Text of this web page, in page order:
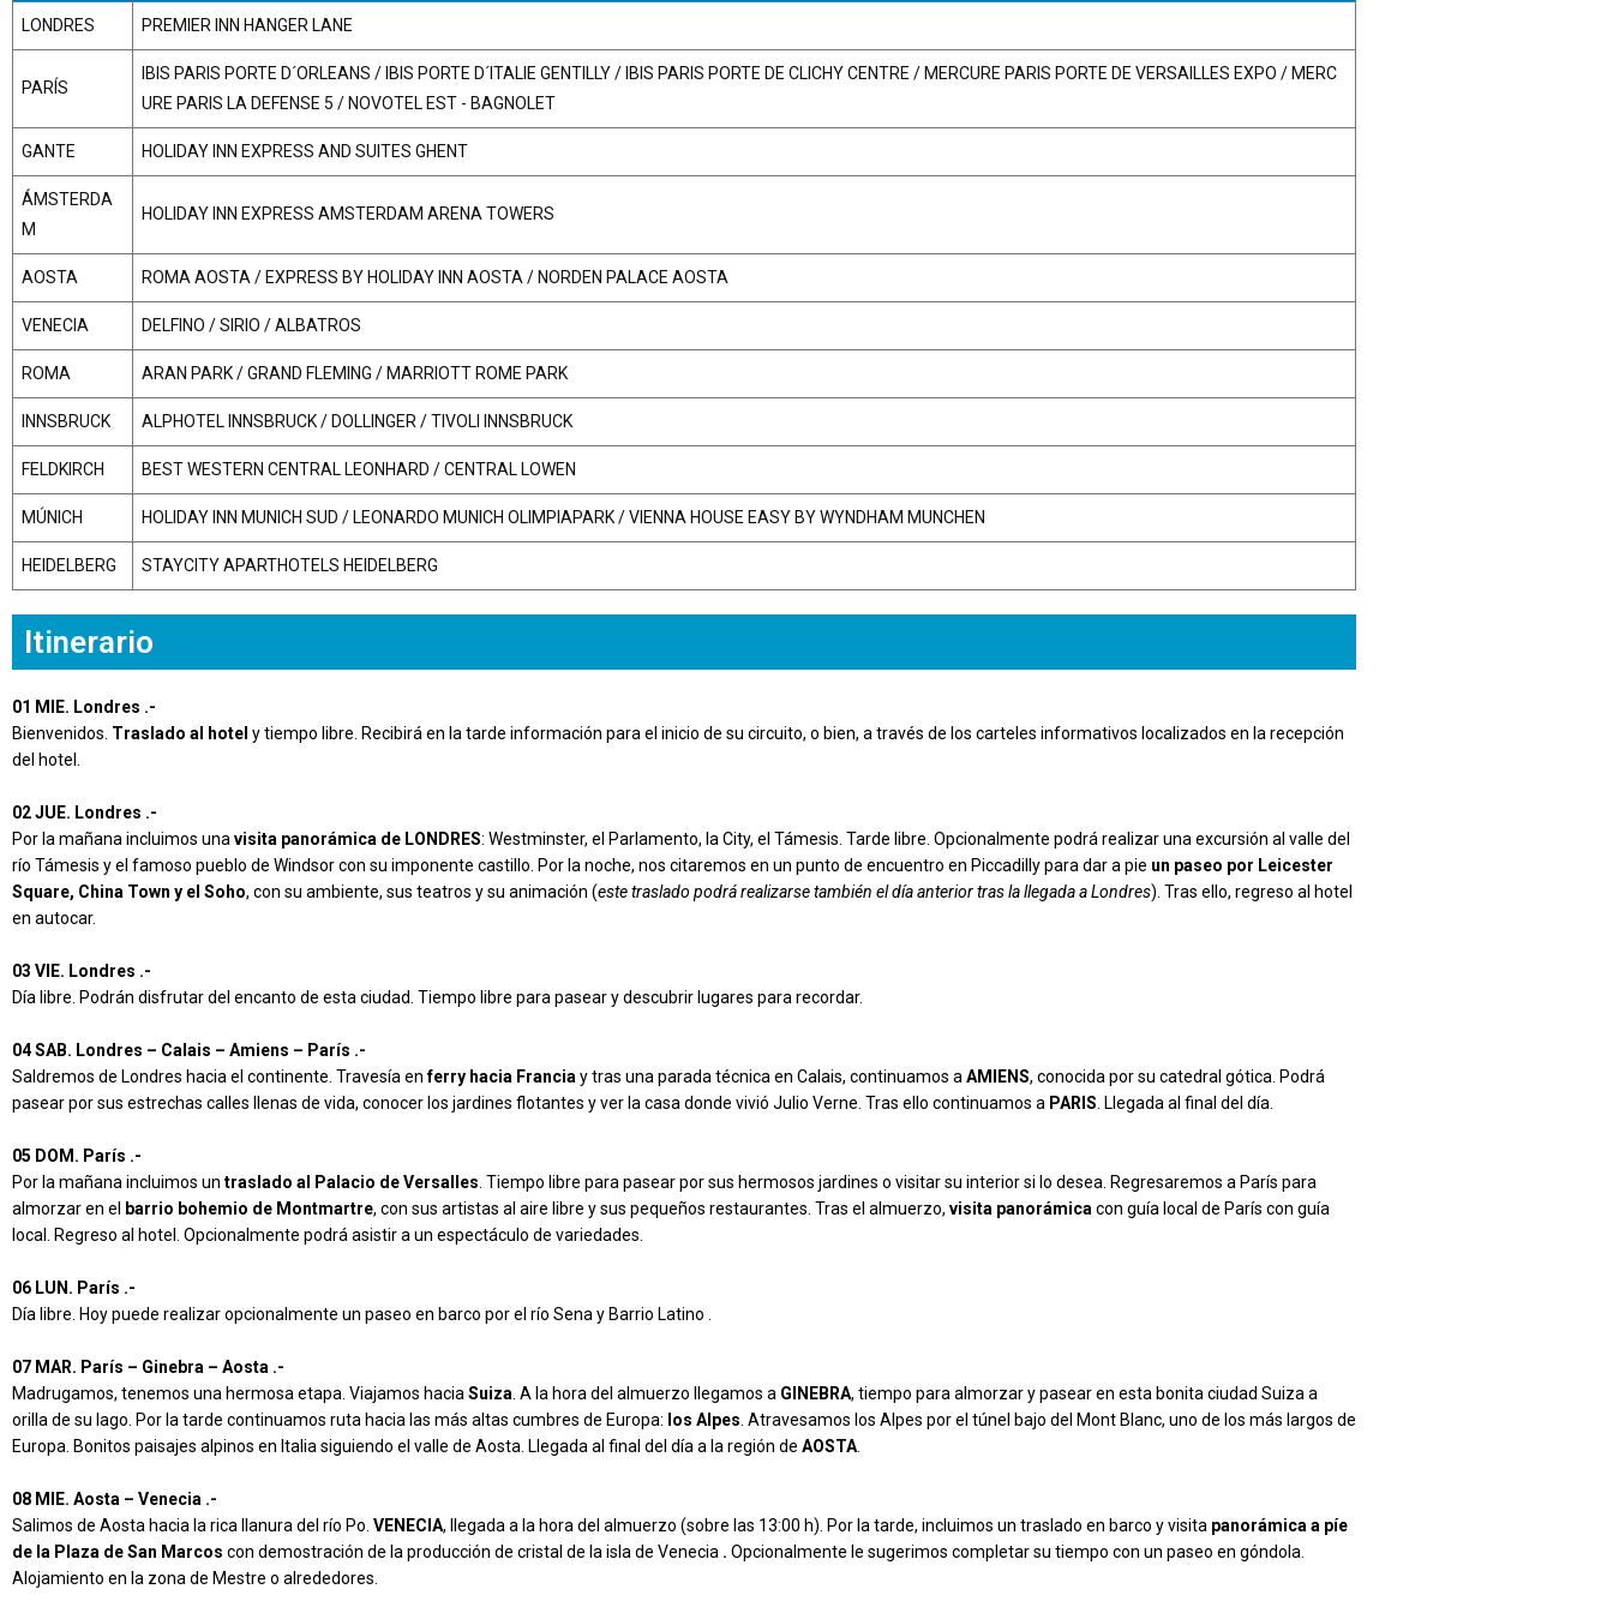
LONDRES PREMIER INN HANGER LANE
PARÍS
IBIS PARIS PORTE D´ORLEANS / IBIS PORTE D´ITALIE GENTILLY / IBIS PARIS PORTE DE CLICHY CENTRE / MERCURE PARIS PORTE DE VERSAILLES EXPO / MERC
URE PARIS LA DEFENSE 5 / NOVOTEL EST - BAGNOLET
GANTE HOLIDAY INN EXPRESS AND SUITES GHENT
ÁMSTERDA
M
HOLIDAY INN EXPRESS AMSTERDAM ARENA TOWERS
AOSTA ROMA AOSTA / EXPRESS BY HOLIDAY INN AOSTA / NORDEN PALACE AOSTA
VENECIA DELFINO / SIRIO / ALBATROS
ROMA ARAN PARK / GRAND FLEMING / MARRIOTT ROME PARK
INNSBRUCK ALPHOTEL INNSBRUCK / DOLLINGER / TIVOLI INNSBRUCK
FELDKIRCH BEST WESTERN CENTRAL LEONHARD / CENTRAL LOWEN
MÚNICH HOLIDAY INN MUNICH SUD / LEONARDO MUNICH OLIMPIAPARK / VIENNA HOUSE EASY BY WYNDHAM MUNCHEN
HEIDELBERG STAYCITY APARTHOTELS HEIDELBERG
Itinerario
01 MIE. Londres .-
Bienvenidos. Traslado al hotel y tiempo libre. Recibirá en la tarde información para el inicio de su circuito, o bien, a través de los carteles informativos localizados en la recepción
del hotel.
02 JUE. Londres .-
Por la mañana incluimos una visita panorámica de LONDRES: Westminster, el Parlamento, la City, el Támesis. Tarde libre. Opcionalmente podrá realizar una excursión al valle del
río Támesis y el famoso pueblo de Windsor con su imponente castillo. Por la noche, nos citaremos en un punto de encuentro en Piccadilly para dar a pie un paseo por Leicester
Square, China Town y el Soho, con su ambiente, sus teatros y su animación (este traslado podrá realizarse también el día anterior tras la llegada a Londres). Tras ello, regreso al hotel
en autocar.
03 VIE. Londres .-
Día libre. Podrán disfrutar del encanto de esta ciudad. Tiempo libre para pasear y descubrir lugares para recordar.
04 SAB. Londres – Calais – Amiens – París .-
Saldremos de Londres hacia el continente. Travesía enferry hacia Francia y tras una parada técnica en Calais, continuamos a AMIENS, conocida por su catedral gótica. Podrá
pasear por sus estrechas calles llenas de vida, conocer los jardines flotantes y ver la casa donde vivió Julio Verne. Tras ello continuamos a PARIS . Llegada al final del día.
05 DOM. París .-
Por la mañana incluimos un traslado al Palacio de Versalles . Tiempo libre para pasear por sus hermosos jardines o visitar su interior si lo desea. Regresaremos a París para
almorzar en el
barrio bohemio de Montmartre, con sus artistas al aire libre y sus pequeños restaurantes. Tras el almuerzo, visita panorámica con guía local de París con guía
local. Regreso al hotel. Opcionalmente podrá asistir a un espectáculo de variedades.
06 LUN. París .-
Día libre. Hoy puede realizar opcionalmente un paseo en barco por el río Sena y Barrio Latino .
07 MAR. París – Ginebra – Aosta .-
Madrugamos, tenemos una hermosa etapa. Viajamos hacia Suiza . A la hora del almuerzo llegamos a GINEBRA, tiempo para almorzar y pasear en esta bonita ciudad Suiza a
orilla de su lago. Por la tarde continuamos ruta hacia las más altas cumbres de Europa: los Alpes . Atravesamos los Alpes por el túnel bajo del Mont Blanc, uno de los más largos de
Europa. Bonitos paisajes alpinos en Italia siguiendo el valle de Aosta. Llegada al final del día a la región de AOSTA
08 MIE. Aosta – Venecia .-
Salimos de Aosta hacia la rica llanura del río Po. VENECIA, llegada a la hora del almuerzo (sobre las 13:00 h). Por la tarde, incluimos un traslado en barco y visita panorámica a píe
de la Plaza de San Marcos con demostración de la producción de cristal de la isla de Venecia . Opcionalmente le sugerimos completar su tiempo con un paseo en góndola.
Alojamiento en la zona de Mestre o alrededores.